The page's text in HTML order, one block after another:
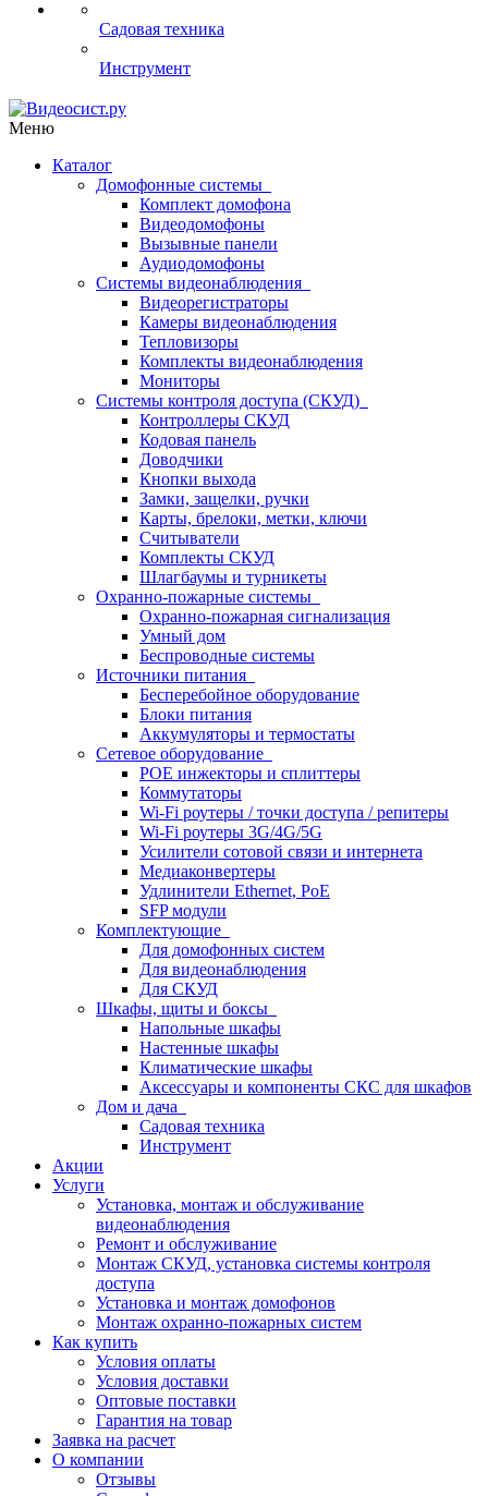
Садовая техника
Инструмент
Меню
Каталог
Домофонные системы
Комплект домофона
Видеодомофоны
Вызывные панели
Аудиодомофоны
Системы видеонаблюдения
Видеорегистраторы
Камеры видеонаблюдения
Тепловизоры
Комплекты видеонаблюдения
Мониторы
Системы контроля доступа (СКУД)
Контроллеры СКУД
Кодовая панель
Доводчики
Кнопки выхода
Замки, защелки, ручки
Карты, брелоки, метки, ключи
Считыватели
Комплекты СКУД
Шлагбаумы и турникеты
Охранно-пожарные системы
Охранно-пожарная сигнализация
Умный дом
Беспроводные системы
Источники питания
Бесперебойное оборудование
Блоки питания
Аккумуляторы и термостаты
Сетевое оборудование
POE инжекторы и сплиттеры
Коммутаторы
Wi-Fi роутеры / точки доступа / репитеры
Wi-Fi роутеры 3G/4G/5G
Усилители сотовой связи и интернета
Медиаконвертеры
Удлинители Ethernet, PoE
SFP модули
Комплектующие
Для домофонных систем
Для видеонаблюдения
Для СКУД
Шкафы, щиты и боксы
Напольные шкафы
Настенные шкафы
Климатические шкафы
Аксессуары и компоненты СКС для шкафов
Дом и дача
Садовая техника
Инструмент
Акции
Услуги
Установка, монтаж и обслуживание
видеонаблюдения
Ремонт и обслуживание
Монтаж СКУД, установка системы контроля
доступа
Установка и монтаж домофонов
Монтаж охранно-пожарных систем
Как купить
Условия оплаты
Условия доставки
Оптовые поставки
Гарантия на товар
Заявка на расчет
О компании
Отзывы